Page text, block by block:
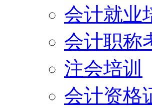
会计就业
会计职称
注会培训
会计资格